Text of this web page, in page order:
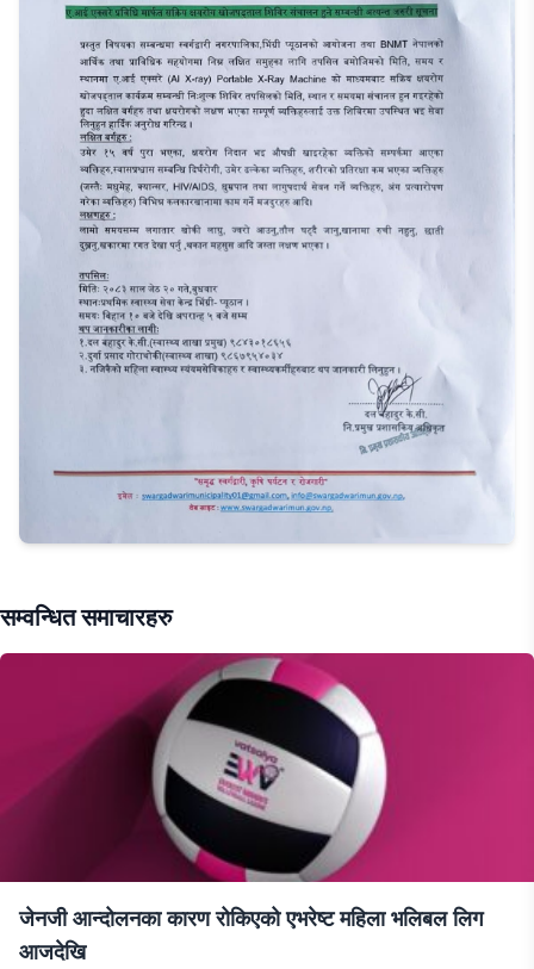
सम्वन्धित समाचारहरु
जेनजी आन्दोलनका कारण रोकिएको एभरेष्ट महिला भलिबल लिग
आजदेखि